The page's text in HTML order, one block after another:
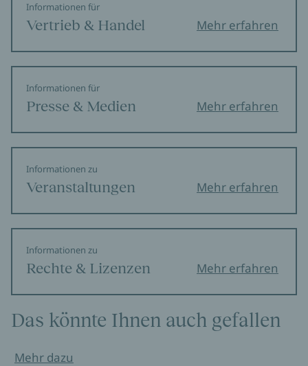
Informationen für
Vertrieb & Handel Mehr erfahren
Informationen für
Presse & Medien Mehr erfahren
Informationen zu
Veranstaltungen Mehr erfahren
Informationen zu
Rechte & Lizenzen Mehr erfahren
Das könnte Ihnen auch gefallen
Mehr dazu